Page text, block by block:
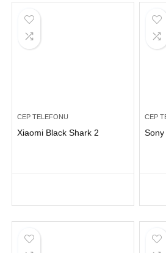
CEP TELEFONU
Xiaomi Black Shark 2
CEP